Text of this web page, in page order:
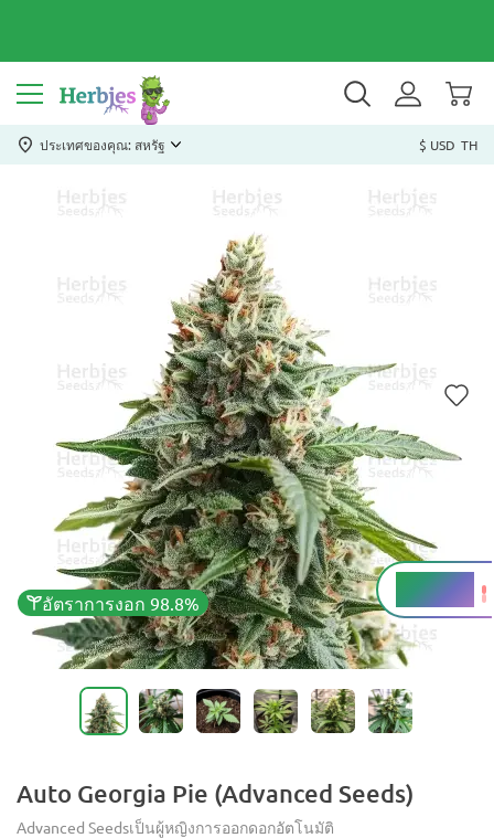
ประเทศของคุณ: สหรัฐ $ USD TH
อัตราการงอก 98.8%
THC
22 - 26%
Auto Georgia Pie (Advanced Seeds)
Advanced Seedsเป็นผู้หญิงการออกดอกอัตโนมัติ